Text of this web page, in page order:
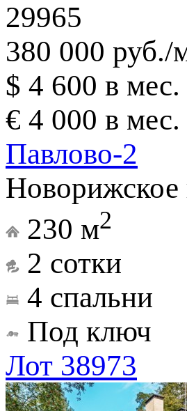
29965
380 000 руб./
$ 4 600 в мес.
€ 4 000 в мес.
Павлово-2
230 м2
2 сотки
4 спальни
Под ключ
Лот 38973